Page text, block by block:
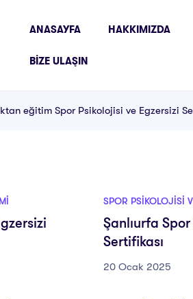
ANASAYFA HAKKIMIZDA
BIZE ULAŞIN
eğitim Spor Psikolojisi ve Egzersizi
SPOR PSIKOLOJISI
Şanlıurfa
Sertifikası
20 Ocak 2025